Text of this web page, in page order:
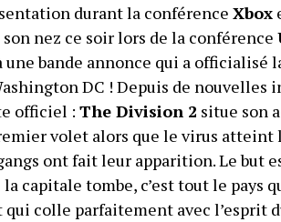
durant la conférence Xbox
nez ce soir lors de la conférence
une bande annonce qui a officialisé
DC ! Depuis de nouvelles
officiel : The Division 2 situe son
volet alors que le virus
ont fait leur apparition. Le but
capitale tombe, c’est tout le pays
qui colle parfaitement avec l’esprit